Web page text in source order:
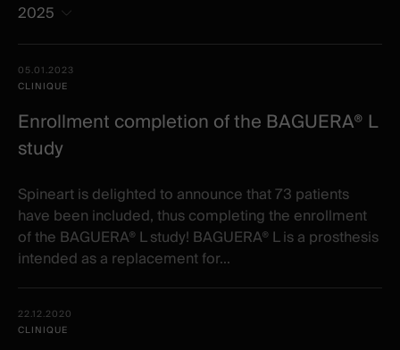
2025
-
-
post
Date -
Category
05.01.2023
CLINIQUE
Enrollment completion of the BAGUERA® L
study
Spineart is delighted to announce that 73 patients
have been included, thus completing the enrollment
of the BAGUERA® L study! BAGUERA® L is a prosthesis
intended as a replacement for...
22.12.2020
CLINIQUE